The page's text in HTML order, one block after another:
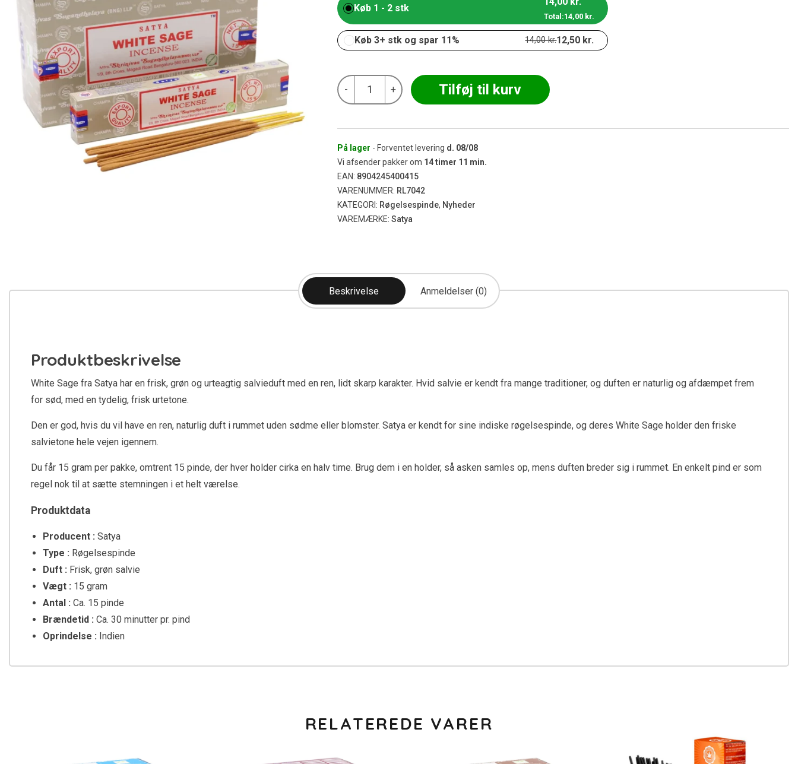
Køb 1 - 2 stk
Total:14,00 kr.
Køb 3+ stk og spar 11% 14,00kr.12,50 kr.
-
Satya
White
antal
+ Tilføj til kurv
På lager - Forventet levering d. 08/08
Vi afsender pakker om 14 timer 11 min.
EAN: 8904245400415
VARENUMMER: RL7042
KATEGORI: Røgelsespinde, Nyheder
VAREMÆRKE: Satya
Beskrivelse Anmeldelser (0)
Produktbeskrivelse
White Sage fra Satya har en frisk, grøn og urteagtig salvieduft med en ren, lidt skarp karakter. Hvid salvie er kendt fra mange traditioner, og duften er naturlig og afdæmpet frem
for sød, med en tydelig, frisk urtetone.
Den er god, hvis du vil have en ren, naturlig duft i rummet uden sødme eller blomster. Satya er kendt for sine indiske røgelsespinde, og deres White Sage holder den friske
salvietone hele vejen igennem.
Du får 15 gram per pakke, omtrent 15 pinde, der hver holder cirka en halv time. Brug dem i en holder, så asken samles op, mens duften breder sig i rummet. En enkelt pind er som
regel nok til at sætte stemningen i et helt værelse.
Produktdata
Producent : Satya
Type : Røgelsespinde
Duft : Frisk, grøn salvie
Vægt : 15 gram
Antal : Ca. 15 pinde
Brændetid : Ca. 30 minutter pr. pind
Oprindelse : Indien
RELATEREDE VARER